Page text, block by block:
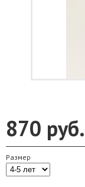
870 руб.
Размер